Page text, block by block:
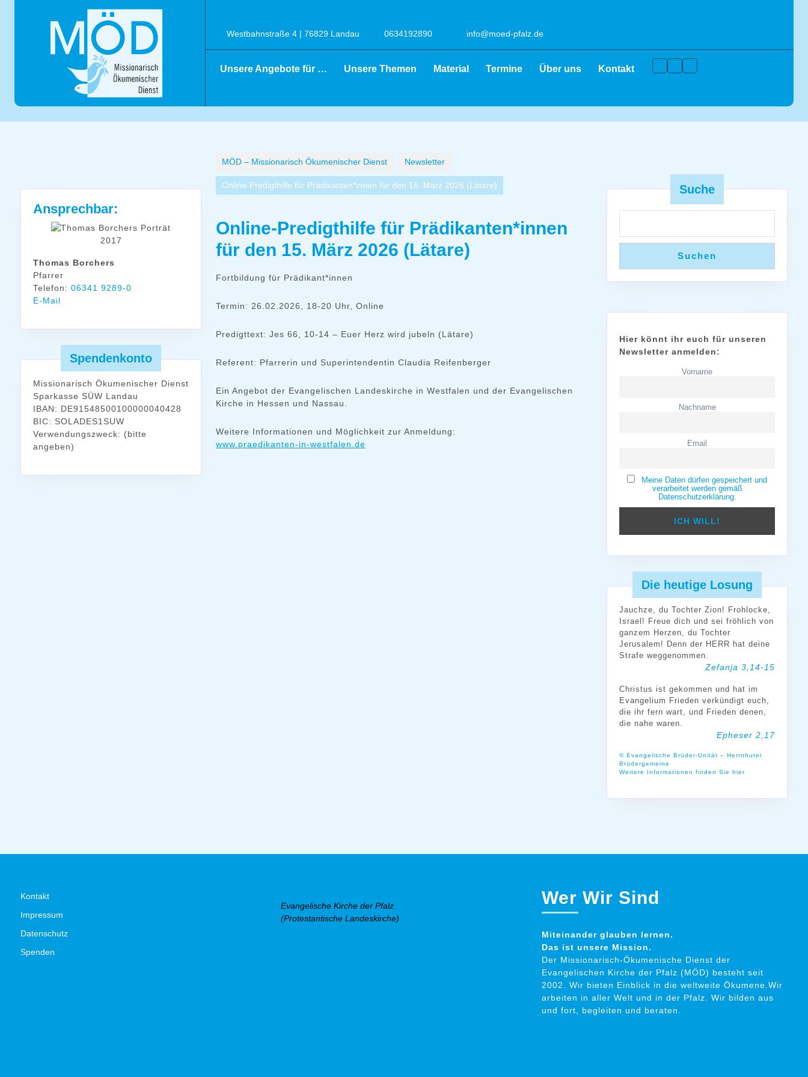
Westbahnstraße 4 | 76829 Landau 0634192890 info@moed-pfalz.de
Unsere Angebote für … Unsere Themen Material Termine Über uns Kontakt Facebook
Instagram
Youtube
Ansprechbar:
Thomas Borchers
Pfarrer
Telefon: 06341 9289-0
E-Mail
Spendenkonto
Missionarisch Ökumenischer Dienst
Sparkasse SÜW Landau
IBAN: DE91548500100000040428
BIC: SOLADES1SUW
Verwendungszweck: (bitte
angeben)
MÖD – Missionarisch Ökumenischer Dienst Newsletter
Online-Predigthilfe für Prädikanten*innen für den 15. März 2026 (Lätare)
Online-Predigthilfe für Prädikanten*innen
für den 15. März 2026 (Lätare)
Fortbildung für Prädikant*innen
Termin: 26.02.2026, 18-20 Uhr, Online
Predigttext: Jes 66, 10-14 – Euer Herz wird jubeln (Lätare)
Referent: Pfarrerin und Superintendentin Claudia Reifenberger
Ein Angebot der Evangelischen Landeskirche in Westfalen und der Evangelischen
Kirche in Hessen und Nassau.
Weitere Informationen und Möglichkeit zur Anmeldung:
www.praedikanten-in-westfalen.de
Suche
Suchen
Hier könnt ihr euch für unseren
Newsletter anmelden:
Vorname
Nachname
Email
Meine Daten dürfen gespeichert und
verarbeitet werden gemäß
Datenschutzerklärung.
Die heutige Losung
Jauchze, du Tochter Zion! Frohlocke,
Israel! Freue dich und sei fröhlich von
ganzem Herzen, du Tochter
Jerusalem! Denn der HERR hat deine
Strafe weggenommen.
Zefanja 3,14-15
Christus ist gekommen und hat im
Evangelium Frieden verkündigt euch,
die ihr fern wart, und Frieden denen,
die nahe waren.
Epheser 2,17
© Evangelische Brüder-Unität – Herrnhuter
Brüdergemeine
Weitere Informationen finden Sie hier
Kontakt
Impressum
Datenschutz
Spenden
Evangelische Kirche der Pfalz
(Protestantische Landeskirche)
Wer Wir Sind
Miteinander glauben lernen.
Das ist unsere Mission.
Der Missionarisch-Ökumenische Dienst der
Evangelischen Kirche der Pfalz (MÖD) besteht seit
2002. Wir bieten Einblick in die weltweite Ökumene.Wir
arbeiten in aller Welt und in der Pfalz. Wir bilden aus
und fort, begleiten und beraten.